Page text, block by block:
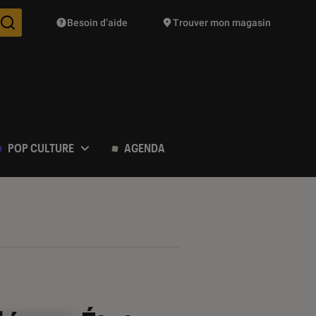
Des suggestions de produits vont vous être proposées
Besoin d’aide Trouver mon magasin
POP CULTURE AGENDA